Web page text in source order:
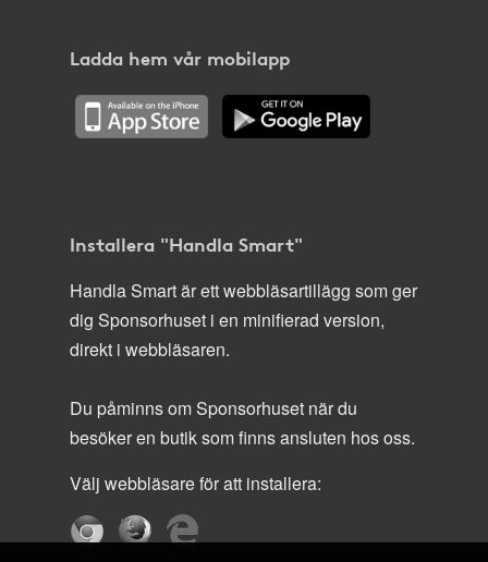
Ladda hem vår mobilapp
Installera "Handla Smart"
Handla Smart är ett webbläsartillägg som ger
dig Sponsorhuset i en minifierad version,
direkt i webbläsaren.
Du påminns om Sponsorhuset när du
besöker en butik som finns ansluten hos oss.
Välj webbläsare för att installera: